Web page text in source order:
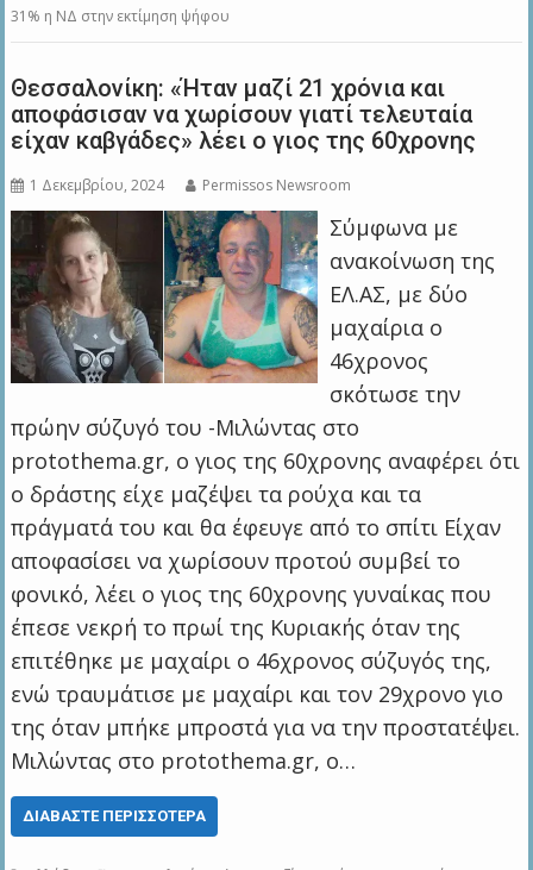
31% η ΝΔ στην εκτίμηση ψήφου
Θεσσαλονίκη: «Ήταν μαζί 21 χρόνια και
αποφάσισαν να χωρίσουν γιατί τελευταία
είχαν καβγάδες» λέει ο γιος της 60χρονης
1 Δεκεμβρίου, 2024 Permissos Newsroom
Σύμφωνα με
ανακοίνωση της
ΕΛ.ΑΣ, με δύο
μαχαίρια ο
46χρονος
σκότωσε την
πρώην σύζυγό του -Μιλώντας στο
protothema.gr, ο γιος της 60χρονης αναφέρει ότι
ο δράστης είχε μαζέψει τα ρούχα και τα
πράγματά του και θα έφευγε από το σπίτι Είχαν
αποφασίσει να χωρίσουν προτού συμβεί το
φονικό, λέει ο γιος της 60χρονης γυναίκας που
έπεσε νεκρή το πρωί της Κυριακής όταν της
επιτέθηκε με μαχαίρι ο 46χρονος σύζυγός της,
ενώ τραυμάτισε με μαχαίρι και τον 29χρονο γιο
της όταν μπήκε μπροστά για να την προστατέψει.
Μιλώντας στο protothema.gr, ο…
ΔΙΑΒΆΣΤΕ ΠΕΡΙΣΣΌΤΕΡΑ